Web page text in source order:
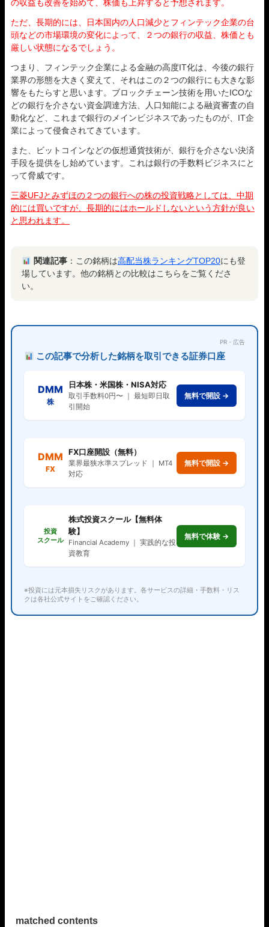
の収益も改善を始めて、株価も上昇すると予想されます。
ただ、長期的には、日本国内の人口減少とフィンテック企業の台
頭などの市場環境の変化によって、２つの銀行の収益、株価とも
厳しい状態になるでしょう。
つまり、フィンテック企業による金融の高度IT化は、今後の銀行
業界の形態を大きく変えて、それはこの２つの銀行にも大きな影
響をもたらすと思います。ブロックチェーン技術を用いたICOな
どの銀行を介さない資金調達方法、人口知能による融資審査の自
動化など、これまで銀行のメインビジネスであったものが、IT企
業によって侵食されてきています。
また、ビットコインなどの仮想通貨技術が、銀行を介さない決済
手段を提供をし始めています。これは銀行の手数料ビジネスにと
って脅威です。
三菱UFJとみずほの２つの銀行への株の投資戦略としては、中期
的には買いですが、長期的にはホールドしないという方針が良い
と思われます。
関連記事：この銘柄は高配当株ランキングTOP20にも登
場しています。他の銘柄との比較はこちらをご覧くださ
い。
PR・広告
この記事で分析した銘柄を取引できる証券口座
DMM
株
日本株・米国株・NISA対応
取引手数料0円〜 ｜ 最短即日取
引開始
無料で開設 →
DMM
FX
FX口座開設（無料）
業界最狭水準スプレッド ｜ MT4
対応
無料で開設 →
投資
スクール
株式投資スクール【無料体
験】
Financial Academy ｜ 実践的な投
資教育
無料で体験 →
※投資には元本損失リスクがあります。各サービスの詳細・手数料・リス
クは各社公式サイトをご確認ください。
matched contents